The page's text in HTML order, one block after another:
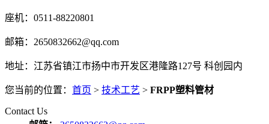
座机：0511-88220801
邮箱：2650832662@qq.com
地址：江苏省镇江市扬中市开发区港隆路127号 科创园内
您当前的位置： 首页 > 技术工艺 > FRPP塑料管材
Contact Us